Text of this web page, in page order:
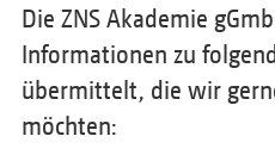
Die ZNS Akademie
Informationen zu
übermittelt, die wir
möchten: